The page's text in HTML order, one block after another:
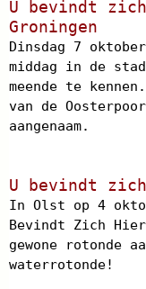
U bevindt
Groningen
Dinsdag 7
middag in de
meende te
van de
aangenaam.
U bevindt
In Olst op 4
Bevindt Zich
gewone rotonde
waterrotonde!